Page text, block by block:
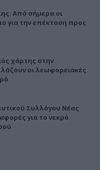
Από σήμερα οι
για την επέκταση προς
χάρτης στην
οι λεωφορειακές
Συλλόγου Νέας
για το νεκρό